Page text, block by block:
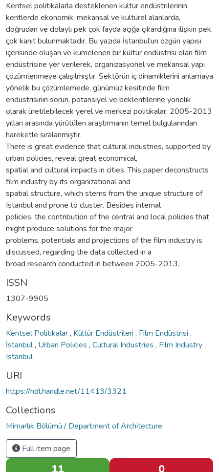
Kentsel politikalarla desteklenen kültür endüstrilerinin,
kentlerde ekonomik, mekansal ve kültürel alanlarda,
doğrudan ve dolaylı pek çok fayda açığa çıkardığına ilişkin pek
çok kanıt bulunmaktadır. Bu yazıda İstanbul’un özgün yapısı
içerisinde oluşan ve kümelenen bir kültür endüstrisi olan film
endüstrisine yer verilerek, organizasyonel ve mekansal yapı
çözümlenmeye çalışılmıştır. Sektörün iç dinamiklerini anlamaya
yönelik bu çözümlemede, günümüz kesitinde film
endüstrisinin sorun, potansiyel ve beklentilerine yönelik
olarak üretilebilecek yerel ve merkezi politikalar, 2005-2013
yılları arasında yürütülen araştırmanın temel bulgularından
hareketle sıralanmıştır.
There is great evidence that cultural industries, supported by
urban policies, reveal great economical,
spatial and cultural impacts in cities. This paper deconstructs
film industry by its organizational and
spatial structure, which stems from the unique structure of
Istanbul and prone to cluster. Besides internal
policies, the contribution of the central and local policies that
might produce solutions for the major
problems, potentials and projections of the film industry is
discussed, regarding the data collected in a
broad research conducted in between 2005-2013.
ISSN
1307-9905
Keywords
Kentsel Politikalar, Kültür Endüstrileri , Film Endüstrisi ,
İstanbul, Urban Policies , Cultural Industries , Film Industry,
Istanbul
URI
https://hdl.handle.net/11413/3321
Collections
Mimarlık Bölümü / Department of Architecture
Full item page